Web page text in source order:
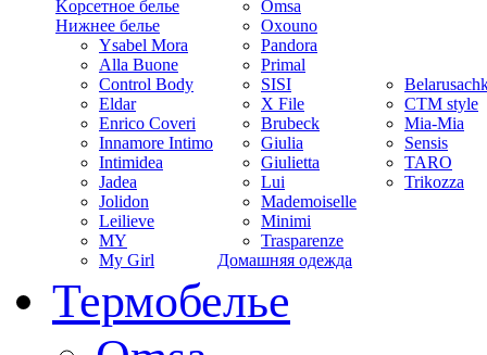
Kорсетное белье
Нижнее белье
Ysabel Mora
Alla Buone
Control Body
Eldar
Enrico Coveri
Innamore Intimo
Intimidea
Jadea
Jolidon
Leilieve
MY
My Girl
Omsa
Oxouno
Pandora
Primal
SISI
X File
Brubeck
Giulia
Giulietta
Lui
Mademoiselle
Minimi
Trasparenze
Домашняя одежда
CTM style
Mia-Mia
Sensis
TARO
Trikozza
Термобелье